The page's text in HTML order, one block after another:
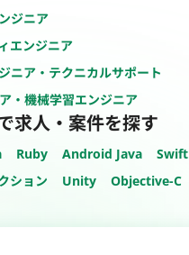
ジニア
エンジニア
ニア・テクニカルサポート
・機械学習エンジニア
求人・案件を探す
Ruby Android Java
Swift
ション
Unity Objective-C